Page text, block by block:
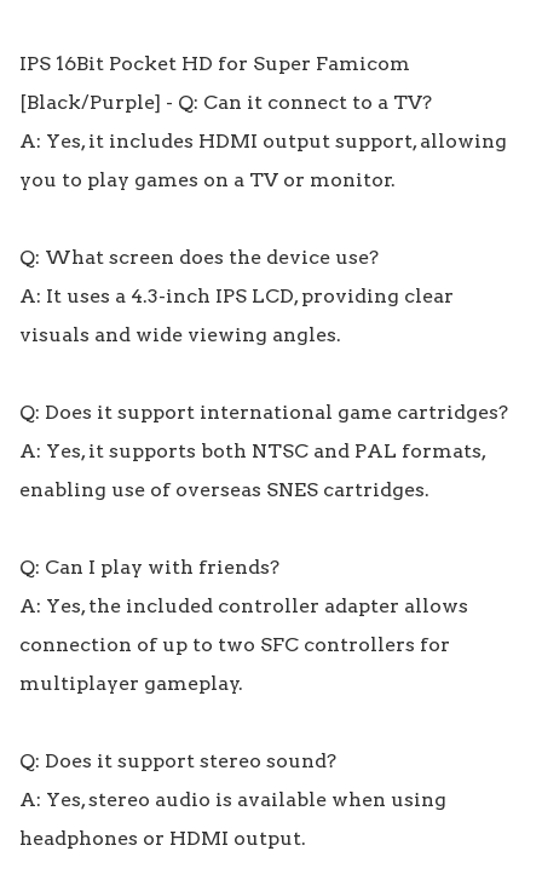
IPS 16Bit Pocket HD for Super Famicom
[Black/Purple] - Q: Can it connect to a TV?
A: Yes, it includes HDMI output support, allowing
you to play games on a TV or monitor.
Q: What screen does the device use?
A: It uses a 4.3-inch IPS LCD, providing clear
visuals and wide viewing angles.
Q: Does it support international game cartridges?
A: Yes, it supports both NTSC and PAL formats,
enabling use of overseas SNES cartridges.
Q: Can I play with friends?
A: Yes, the included controller adapter allows
connection of up to two SFC controllers for
multiplayer gameplay.
Q: Does it support stereo sound?
A: Yes, stereo audio is available when using
headphones or HDMI output.